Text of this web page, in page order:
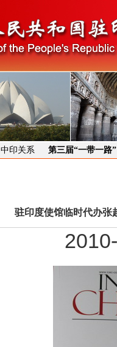
中印关系 第三届“一带一路
驻印度使馆临时代办张